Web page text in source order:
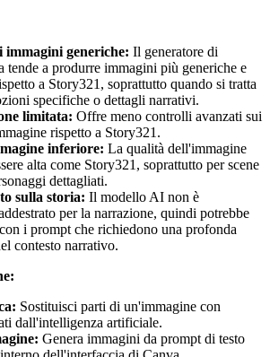
immagini generiche: Il generatore di
tende a produrre immagini più generiche e
a Story321, soprattutto quando si tratta
specifiche o dettagli narrativi.
limitata: Offre meno controlli avanzati sui
rispetto a Story321.
inferiore: La qualità dell'immagine
alta come Story321, soprattutto per scene
dettagliati.
sulla storia: Il modello AI non è
per la narrazione, quindi potrebbe
i prompt che richiedono una profonda
contesto narrativo.
Sostituisci parti di un'immagine con
dall'intelligenza artificiale.
Genera immagini da prompt di testo